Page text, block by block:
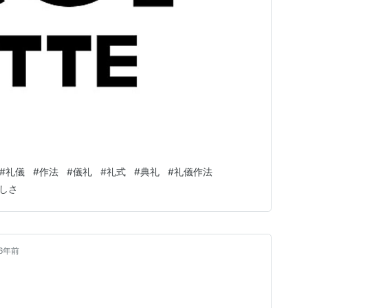
#礼儀 #作法 #儀礼 #礼式 #典礼 #礼儀作法
さ
年前